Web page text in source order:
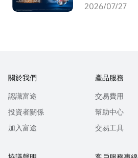
2026/07/27
關於我們
認識富途
投資者關係
加入富途
產品服務
交易費用
幫助中心
交易工具